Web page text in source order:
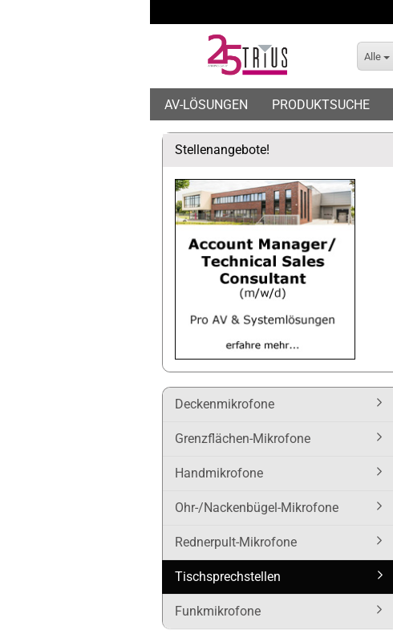
Alle
AV-LÖSUNGEN PRODUKTSUCHE
Stellenangebote!
Deckenmikrofone
Grenzflächen-Mikrofone
Handmikrofone
Ohr-/Nackenbügel-Mikrofone
Rednerpult-Mikrofone
Tischsprechstellen
Funkmikrofone